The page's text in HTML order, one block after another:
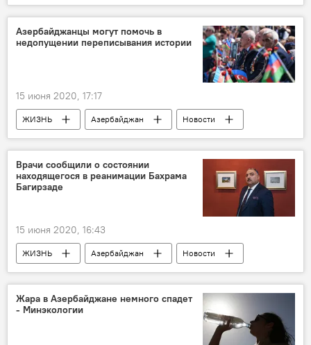
Новости мира
Спорт
ЖИЗНЬ
ТЕХНОЛОГИИ
Гаджи Алиев
Турнир
Онлайн
Азербайджанцы могут помочь в
недопущении переписывания истории
15 июня 2020, 17:17
ЖИЗНЬ Азербайджан
Новости
Россия
Новости мира
ВОВ
война
победа
Врачи сообщили о состоянии
находящегося в реанимации Бахрама
Багирзаде
15 июня 2020, 16:43
ЖИЗНЬ Азербайджан
Новости
Здоровье
Бахрам Багирзаде
Коронавирус
Реанимация
Жара в Азербайджане немного спадет
- Минэкологии